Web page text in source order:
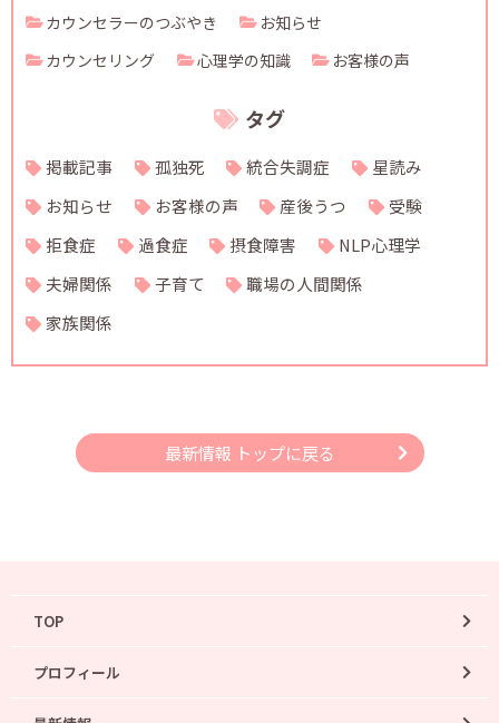
カウンセラーのつぶやき
お知らせ
カウンセリング
心理学の知識 お客様の声
タグ
掲載記事 孤独死 統合失調症
星読み
お知らせ
お客様の声 産後うつ
受験
拒食症
過食症 摂食障害
NLP心理学
夫婦関係
子育て
職場の人間関係
家族関係
最新情報 トップに戻る
TOP
プロフィール